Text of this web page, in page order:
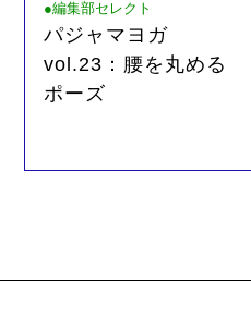
●編集部セレクト
パジャマヨガ
vol.23：腰を丸める
ポーズ